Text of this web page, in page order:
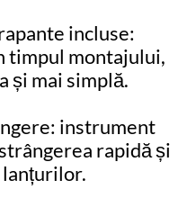
incluse:
timpul montajului,
și mai simplă.
instrument
rapidă și